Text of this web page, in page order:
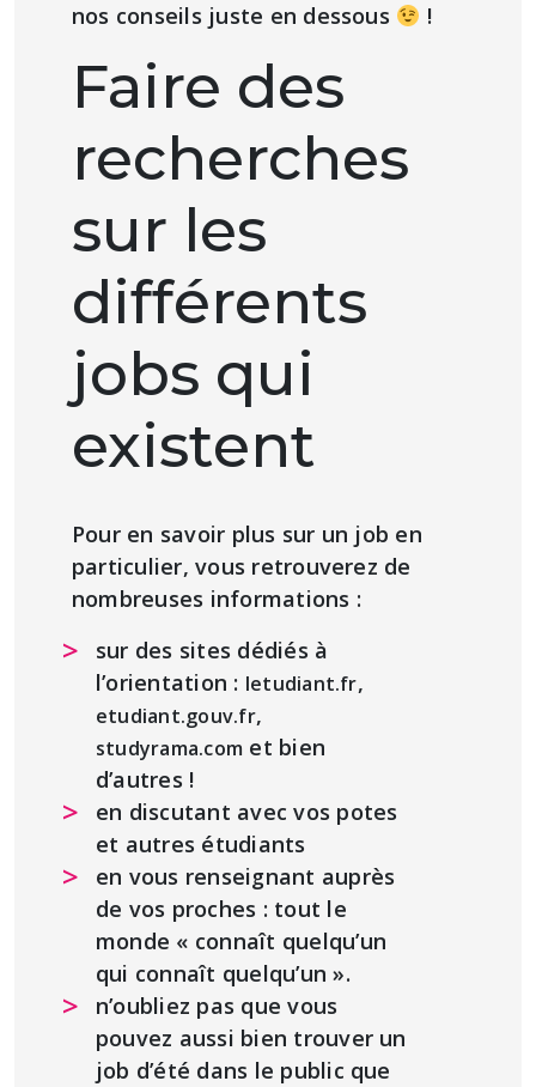
nos conseils juste en dessous
!
Faire des
recherches
sur les
différents
jobs qui
existent
Pour en savoir plus sur un job en
particulier, vous retrouverez de
nombreuses informations :
sur des sites dédiés à
l’orientation : letudiant.fr,
etudiant.gouv.fr,
studyrama.com et bien
d’autres !
en discutant avec vos potes
et autres étudiants
en vous renseignant auprès
de vos proches : tout le
monde « connaît quelqu’un
qui connaît quelqu’un ».
n’oubliez pas que vous
pouvez aussi bien trouver un
job d’été dans le public que